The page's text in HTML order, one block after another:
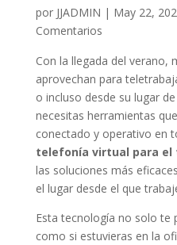
por JJADMIN | May 22,
Comentarios
Con la llegada del verano,
aprovechan para
o incluso desde su lugar
necesitas herramientas
conectado y operativo en
telefonía virtual para el
las soluciones más
el lugar desde el que
Esta tecnología no solo te
como si estuvieras en la